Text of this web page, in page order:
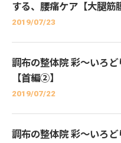
する、腰痛ケア【大腿筋
2019/07/23
調布の整体院 彩～いろ
【首編②】
2019/07/22
調布の整体院 彩～いろ